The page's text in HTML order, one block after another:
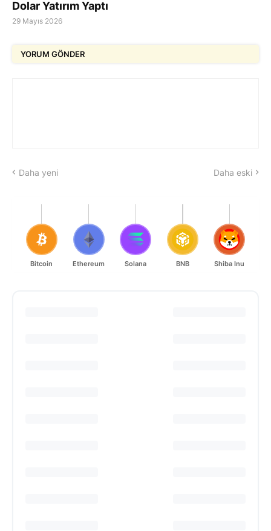
Dolar Yatırım Yaptı
29 Mayıs 2026
YORUM GÖNDER
Daha yeni Daha eski
Bitcoin Ethereum Solana BNB Shiba Inu